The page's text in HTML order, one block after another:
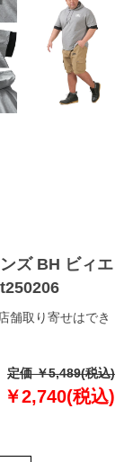
ズ BH ビィエ
舗取り寄せはでき
定価 ￥5,489(税込)
￥2,740(税込)